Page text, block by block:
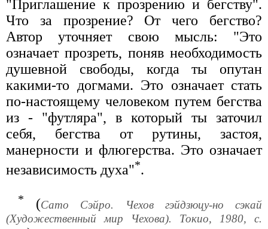
"Приглашение к прозрению и бегству".
Что за прозрение? От чего бегство?
Автор уточняет свою мысль: "Это
означает прозреть, поняв необходимость
душевной свободы, когда ты опутан
какими-то догмами. Это означает стать
по-настоящему человеком путем бегства
из - "футляра", в который ты заточил
себя, бегства от рутины, застоя,
манерности и флюгерства. Это означает
независимость духа"*.
* (Сато Сэйро. Чехов гэйдзюцу-но сэкай
(Художественный мир Чехова). Токио, 1980, с.